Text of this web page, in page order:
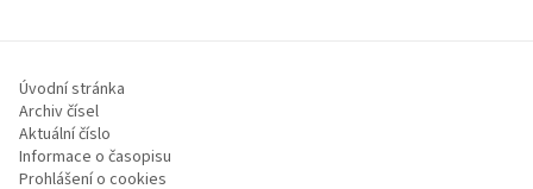
Úvodní stránka
Archiv čísel
Aktuální číslo
Informace o časopisu
Prohlášení o cookies